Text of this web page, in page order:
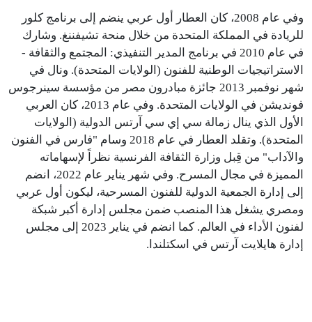
وفي عام 2008، كان العطار أول عربي ينضم إلى برنامج كلور
للريادة في المملكة المتحدة من خلال منحة تشيفننغ. وشارك
في عام 2010 في برنامج المدير التنفيذي: المجتمع والثقافة -
الاستراتيجيات الوطنية للفنون (الولايات المتحدة). ونال في
شهر نوفمبر 2013 جائزة مبادرون مصر من مؤسسة سينرجوس
فونديشن في الولايات المتحدة. وفي عام 2013، كان العربي
الأول الذي ينال زمالة سي إي سي آرتس الدولية (الولايات
المتحدة). وتقلد العطار في عام 2018 وسام "فارس في الفنون
والآداب" من قِبل وزارة الثقافة الفرنسية نظراً لإسهاماته
المميزة في مجال المسرح. وفي شهر يناير عام 2022، انضم
إلى إدارة الجمعية الدولية للفنون المسرحية، ليكون أول عربي
ومصري يشغل هذا المنصب ضمن مجلس إدارة أكبر شبكة
لفنون الأداء في العالم. كما انضم في يناير 2023 إلى مجلس
إدارة هايلايت آرتس في اسكتلندا.